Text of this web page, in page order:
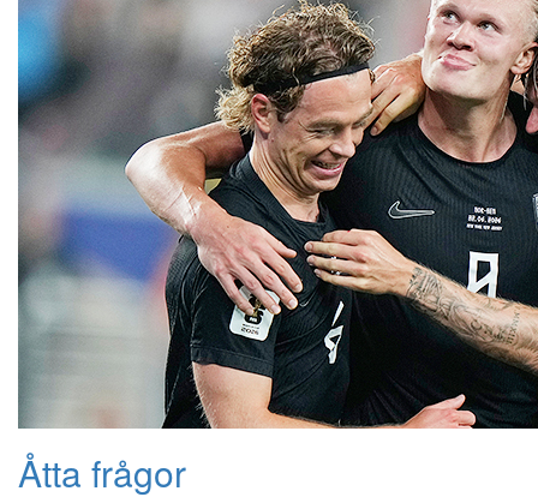
Åtta frågor